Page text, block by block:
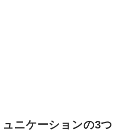
ニケーションの3つ